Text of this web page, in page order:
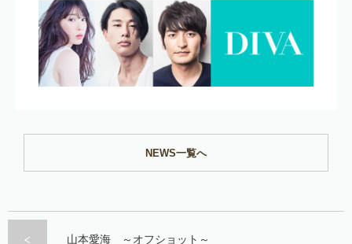
NEWS一覧へ
山本愛海 ～オフショット～